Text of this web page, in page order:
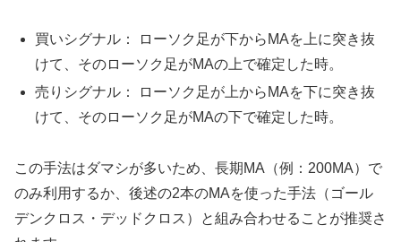
買いシグナル： ローソク足が下からMAを上に突き抜
けて、そのローソク足がMAの上で確定した時。
売りシグナル： ローソク足が上からMAを下に突き抜
けて、そのローソク足がMAの下で確定した時。
この手法はダマシが多いため、長期MA（例：200MA）で
のみ利用するか、後述の2本のMAを使った手法（ゴール
デンクロス・デッドクロス）と組み合わせることが推奨さ